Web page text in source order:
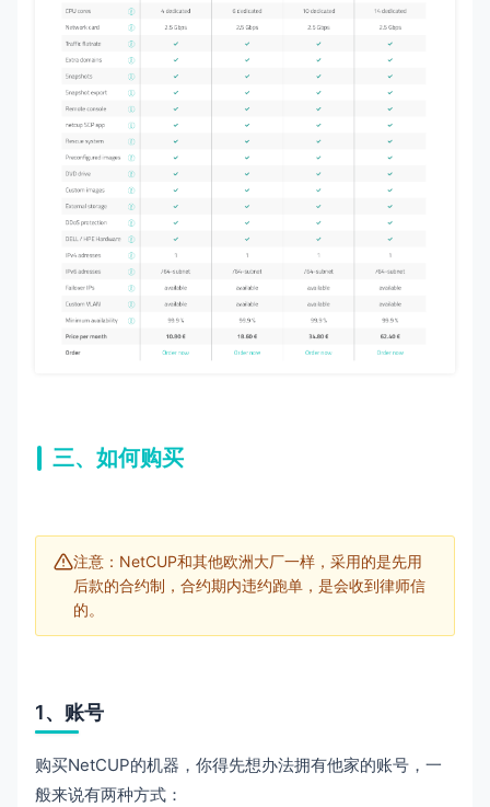
三、如何购买
注意：NetCUP和其他欧洲大厂一样，采用的是先用
后款的合约制，合约期内违约跑单，是会收到律师信
的。
1、账号
购买NetCUP的机器，你得先想办法拥有他家的账号，一
般来说有两种方式：